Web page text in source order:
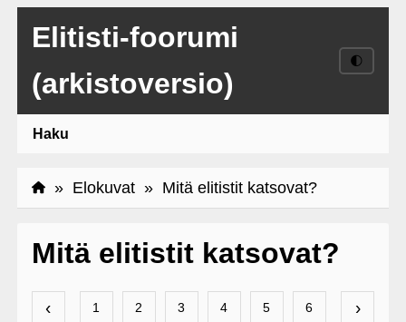
Elitisti-foorumi
(arkistoversio)
🌓
Haku
» Elokuvat» Mitä elitistit katsovat?
Mitä elitistit katsovat?
‹
›
1 2 3 4 5 6